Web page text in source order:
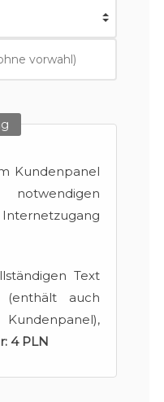
Kundenpanel
Text
(enthält auch
4 PLN